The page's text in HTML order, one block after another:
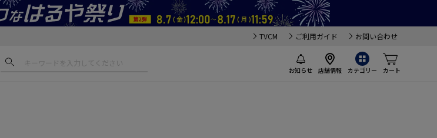
TVCM ご利用ガイド お問い合わせ
お知らせ 店舗情報 カテゴリー カート